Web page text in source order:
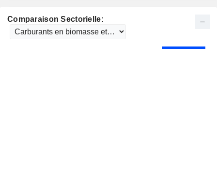
Comparaison Sectorielle: